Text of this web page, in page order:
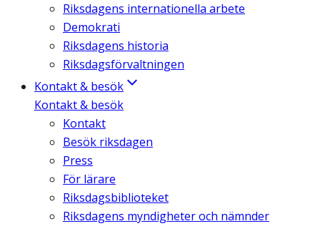
Riksdagens internationella arbete
Demokrati
Riksdagens historia
Riksdagsförvaltningen
Kontakt & besök
Kontakt & besök
Kontakt
Besök riksdagen
Press
För lärare
Riksdagsbiblioteket
Riksdagens myndigheter och nämnder